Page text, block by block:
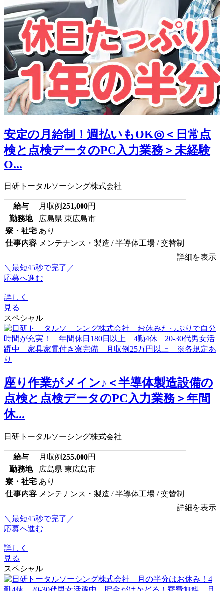
安定の月給制！週払いもOK◎＜日常点
検と点検データのPC入力業務＞未経験
O...
日研トータルソーシング株式会社
給与 月収例251,000円
勤務地
広島県 東広島市
寮・社宅 あり
仕事内容 メンテナンス・製造 / 半導体工場 / 交替制
詳細を表示
＼最短45秒で完了／
応募へ進む
詳しく
見る
スペシャル
座り作業がメイン♪＜半導体製造設備の
点検と点検データのPC入力業務＞年間
休...
日研トータルソーシング株式会社
給与 月収例255,000円
勤務地
広島県 東広島市
寮・社宅 あり
仕事内容 メンテナンス・製造 / 半導体工場 / 交替制
詳細を表示
＼最短45秒で完了／
応募へ進む
詳しく
見る
スペシャル